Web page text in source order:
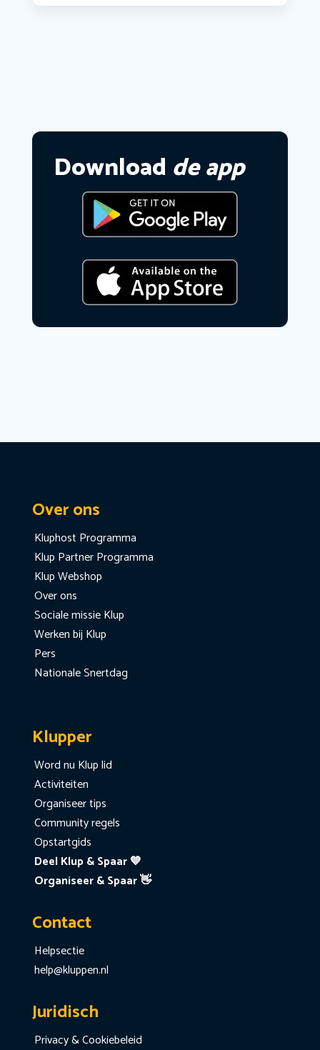
Download de app
Over ons
Kluphost Programma
Klup Partner Programma
Klup Webshop
Over ons
Sociale missie Klup
Werken bij Klup
Pers
Nationale Snertdag
Klupper
Word nu Klup lid
Activiteiten
Organiseer tips
Community regels
Opstartgids
Deel Klup & Spaar 💙
Organiseer & Spaar 👋
Contact
Helpsectie
help@kluppen.nl
Juridisch
Privacy & Cookiebeleid